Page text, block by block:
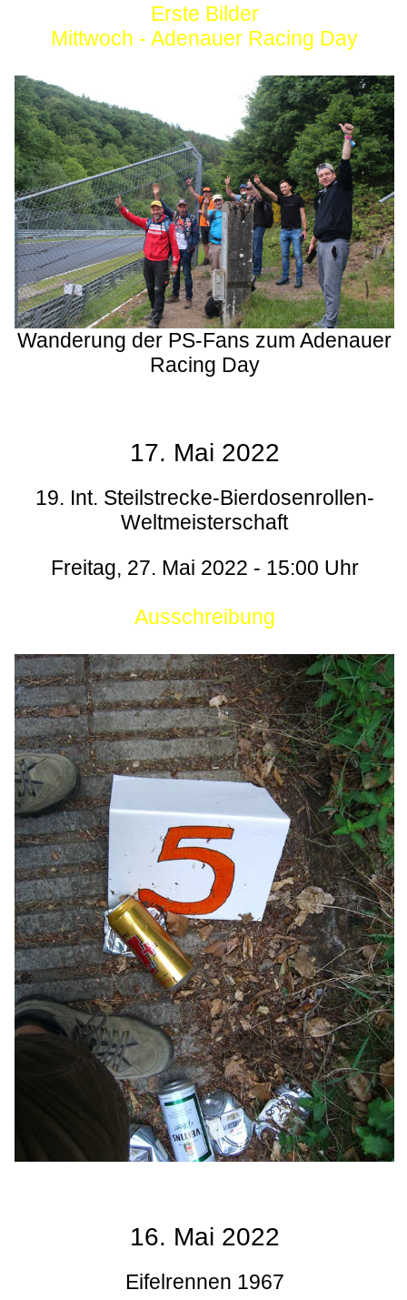
Erste Bilder
Mittwoch - Adenauer Racing Day
Wanderung der PS-Fans zum Adenauer
Racing Day
17. Mai 2022
19. Int. Steilstrecke-Bierdosenrollen-
Weltmeisterschaft
Freitag, 27. Mai 2022 - 15:00 Uhr
Ausschreibung
16. Mai 2022
Eifelrennen 1967